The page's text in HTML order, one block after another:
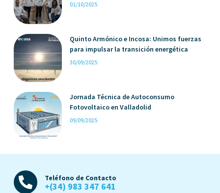
01/10/2025
Quinto Armónico e Incosa: Unimos fuerzas
para impulsar la transición energética
30/09/2025
Jornada Técnica de Autoconsumo
Fotovoltaico en Valladolid
09/09/2025
Teléfono de Contacto
+(34) 983 347 641